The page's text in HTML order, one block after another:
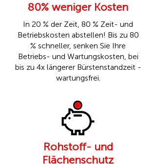
80% weniger Kosten
In 20 % der Zeit, 80 % Zeit- und
Betriebskosten abstellen! Bis zu 80
% schneller, senken Sie Ihre
Betriebs- und Wartungskosten, bei
bis zu 4x längerer Bürstenstandzeit -
wartungsfrei.
Rohstoff- und
Flächenschutz